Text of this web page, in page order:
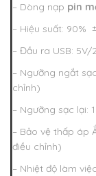
– Dòng nạp pin
– Hiệu suất: 90%
– Đầu ra USB: 5V/
– Ngưỡng ngắt
chỉnh)
– Ngưỡng sạc lại:
– Bảo vệ thấp áp
điều chỉnh)
– Nhiệt độ làm